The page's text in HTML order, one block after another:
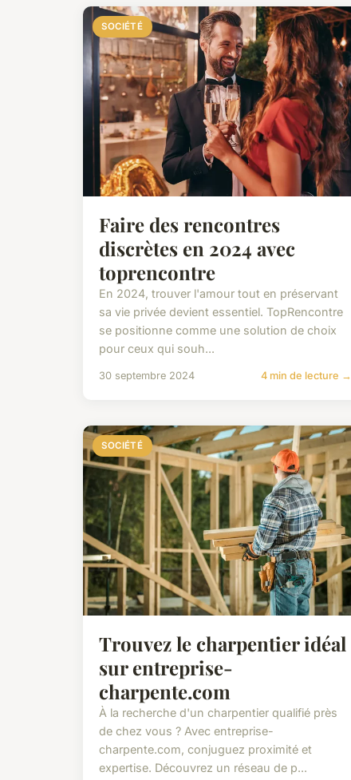
SOCIÉTÉ
Faire des rencontres
discrètes en 2024 avec
toprencontre
En 2024, trouver l'amour tout en préservant
sa vie privée devient essentiel. TopRencontre
se positionne comme une solution de choix
pour ceux qui souh...
30 septembre 2024 4 min de lecture →
SOCIÉTÉ
Trouvez le charpentier idéal
sur entreprise-
charpente.com
À la recherche d'un charpentier qualifié près
de chez vous ? Avec entreprise-
charpente.com, conjuguez proximité et
expertise. Découvrez un réseau de p...